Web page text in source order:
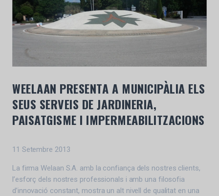
WEELAAN PRESENTA A MUNICIPÀLIA ELS
SEUS SERVEIS DE JARDINERIA,
PAISATGISME I IMPERMEABILITZACIONS
11 Setembre 2013
La firma Welaan S.A. amb la confiança dels nostres clients,
l’esforç dels nostres professionals i amb una filosofia
d’innovació constant, mostra un alt nivell de qualitat en una